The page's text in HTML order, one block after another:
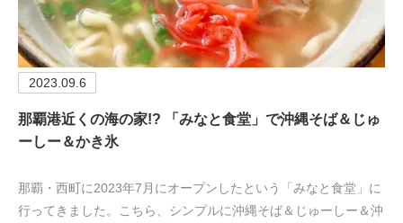
2023.09.6
那覇港近くの海の家!? 「みなと食堂」で沖縄そば＆じゅ
ーしー＆かき氷
那覇・西町に2023年7月にオープンしたという「みなと食堂」に
行ってきました。こちら、シンプルに沖縄そば＆じゅーしー＆沖